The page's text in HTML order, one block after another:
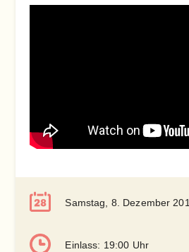
Samstag, 8. Dezember
Einlass: 19:00 Uhr